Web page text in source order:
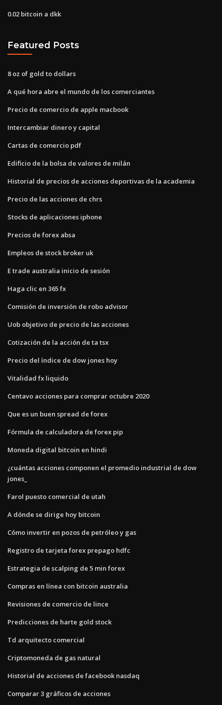
0.02 bitcoin a dkk
Featured Posts
8 oz of gold to dollars
A qué hora abre el mundo de los comerciantes
Precio de comercio de apple macbook
Intercambiar dinero y capital
Cartas de comercio pdf
Edificio de la bolsa de valores de milán
Historial de precios de acciones deportivas de la academia
Precio de las acciones de chrs
Stocks de aplicaciones iphone
Precios de forex absa
Empleos de stock broker uk
E trade australia inicio de sesión
Haga clic en 365 fx
Comisión de inversión de robo advisor
Uob objetivo de precio de las acciones
Cotización de la acción de ta tsx
Precio del índice de dow jones hoy
Vitalidad fx liquido
Centavo acciones para comprar octubre 2020
Que es un buen spread de forex
Fórmula de calculadora de forex pip
Moneda digital bitcoin en hindi
¿cuántas acciones componen el promedio industrial de dow
jones_
Farol puesto comercial de utah
A dónde se dirige hoy bitcoin
Cómo invertir en pozos de petróleo y gas
Registro de tarjeta forex prepago hdfc
Estrategia de scalping de 5 min forex
Compras en línea con bitcoin australia
Revisiones de comercio de lince
Predicciones de harte gold stock
Td arquitecto comercial
Criptomoneda de gas natural
Historial de acciones de facebook nasdaq
Comparar 3 gráficos de acciones